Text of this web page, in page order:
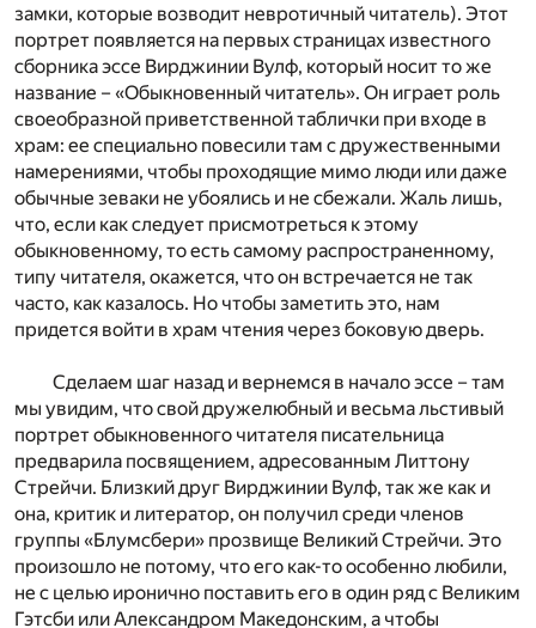
замки, которые возводит невротичный читатель). Этот
портрет появляется на первых страницах известного
сборника эссе Вирджинии Вулф, который носит то же
название – «Обыкновенный читатель». Он играет роль
своеобразной приветственной таблички при входе в
храм: ее специально повесили там с дружественными
намерениями, чтобы проходящие мимо люди или даже
обычные зеваки не убоялись и не сбежали. Жаль лишь,
что, если как следует присмотреться к этому
обыкновенному, то есть самому распространенному,
типу читателя, окажется, что он встречается не так
часто, как казалось. Но чтобы заметить это, нам
придется войти в храм чтения через боковую дверь.
Сделаем шаг назад и вернемся в начало эссе – там
мы увидим, что свой дружелюбный и весьма льстивый
портрет обыкновенного читателя писательница
предварила посвящением, адресованным Литтону
Стрейчи. Близкий друг Вирджинии Вулф, так же как и
она, критик и литератор, он получил среди членов
группы «Блумсбери» прозвище Великий Стрейчи. Это
произошло не потому, что его как-то особенно любили,
не с целью иронично поставить его в один ряд с Великим
Гэтсби или Александром Македонским, а чтобы